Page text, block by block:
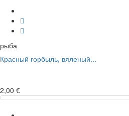
рыба
Красный горбыль, вяленый...
2,00 €